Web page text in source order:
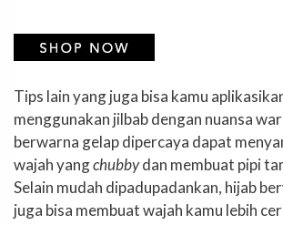
Tips lain yang juga bisa kamu
menggunakan jilbab dengan nuansa
berwarna gelap dipercaya dapat
wajah yangchubbydan membuat pipi
Selain mudah dipadupadankan, hijab
juga bisa membuat wajah kamu lebih